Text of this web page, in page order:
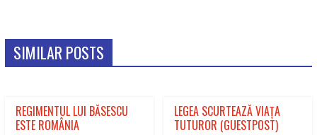
SIMILAR POSTS
REGIMENTUL LUI BĂSESCU
ESTE ROMÂNIA
LEGEA SCURTEAZĂ VIAȚA
TUTUROR (GUESTPOST)